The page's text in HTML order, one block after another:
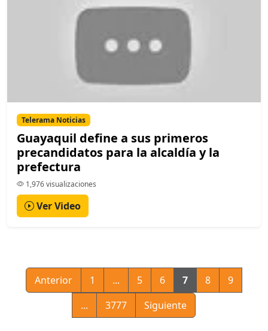
Telerama Noticias
Guayaquil define a sus primeros
precandidatos para la alcaldía y la
prefectura
1,976 visualizaciones
Ver Video
Anterior 1 ... 5 6 7 8
9
...
3777 Siguiente